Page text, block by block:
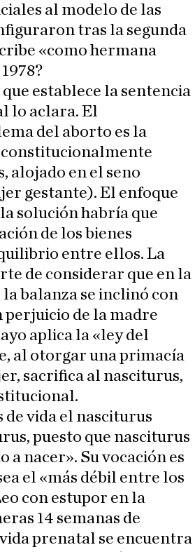
al modelo de las
tras la segunda
«como hermana
establece la sentencia
lo aclara. El
del aborto es la
constitucionalmente
alojado en el seno
gestante). El enfoque
solución habría que
de los bienes
entre ellos. La
de considerar que en la
balanza se inclinó con
perjuicio de la madre
aplica la «ley del
al otorgar una primacía
sacrifica al nasciturus,
vida el nasciturus
puesto que nasciturus
a nacer». Su vocación es
el «más débil entre los
con estupor en la
14 semanas de
prenatal se encuentra